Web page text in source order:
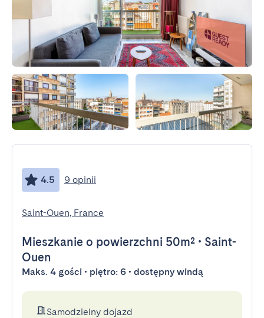
4.5 9 opinii
Saint-Ouen, France
Mieszkanie o powierzchni 50m² • Saint-
Ouen
Maks. 4 gości • piętro: 6 • dostępny windą
Samodzielny dojazd